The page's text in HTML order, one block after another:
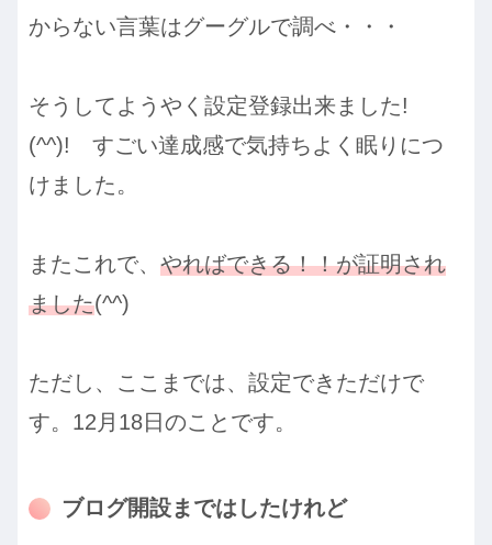
からない言葉はグーグルで調べ・・・
そうしてようやく設定登録出来ました!
(^^)! すごい達成感で気持ちよく眠りにつ
けました。
またこれで、 やればできる！！が証明され
ました(^^)
ただし、ここまでは、設定できただけで
す。12月18日のことです。
ブログ開設まではしたけれど